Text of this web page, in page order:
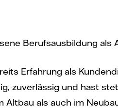
Berufsausbildung als
Erfahrung als
zuverlässig und hast
Altbau als auch im